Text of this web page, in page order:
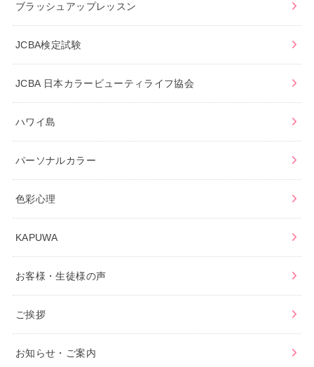
ブラッシュアップレッスン
JCBA検定試験
JCBA 日本カラービューティライフ協会
ハワイ島
パーソナルカラー
色彩心理
KAPUWA
お客様・生徒様の声
ご挨拶
お知らせ・ご案内